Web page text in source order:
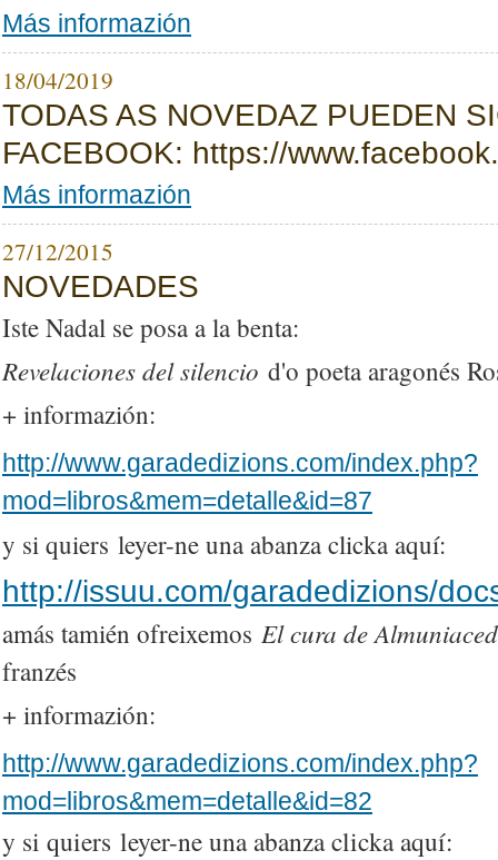
Más informazión
18/04/2019
TODAS AS NOVEDAZ PUEDEN
FACEBOOK: https://
Más informazión
27/12/2015
NOVEDADES
Iste Nadal se posa a la benta:
Revelaciones del silencio d'o poeta aragonés
+ informazión:
http://www.garadedizions.com/index.php?
mod=libros&mem=detalle&id=87
y si quiers leyer-ne una abanza clicka aquí:
http://issuu.com/garadedizions/
amás tamién ofreixemos El cura de Almuniaced
franzés
+ informazión:
http://www.garadedizions.com/index.php?
mod=libros&mem=detalle&id=82
y si quiers leyer-ne una abanza clicka aquí: